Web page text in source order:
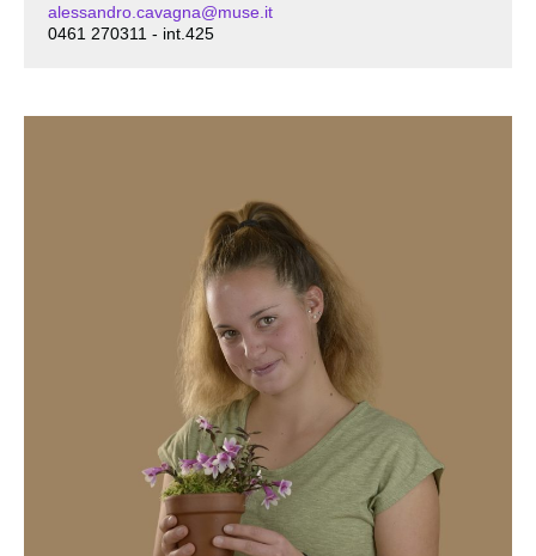
alessandro.cavagna@muse.it
0461 270311 - int.425